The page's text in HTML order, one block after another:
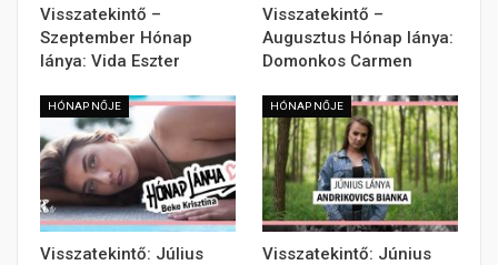
Visszatekintő –
Szeptember Hónap
lánya: Vida Eszter
Visszatekintő –
Augusztus Hónap lánya:
Domonkos Carmen
HÓNAP NŐJE
Visszatekintő: Július
HÓNAP NŐJE
Visszatekintő: Június